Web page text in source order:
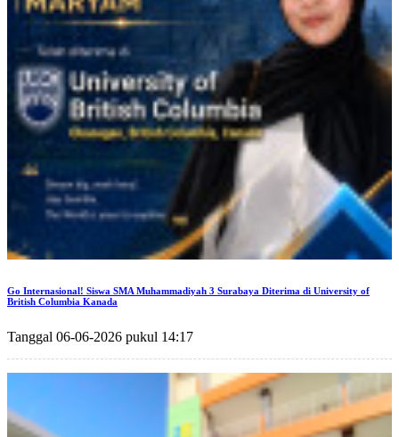
Go Internasional! Siswa SMA Muhammadiyah 3 Surabaya Diterima di University of
British Columbia Kanada
Tanggal 06-06-2026 pukul 14:17